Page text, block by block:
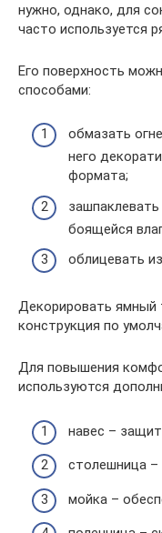
нужно, однако, для
часто используется
Его поверхность
способами:
обмазать
него
формата;
боящейся
облицевать
Декорировать ямный
конструкция по
Для повышения
используются
навес –
столешница –
мойка –